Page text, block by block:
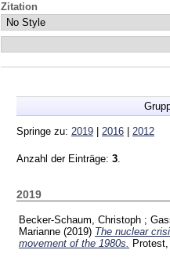
Zitation
Springe zu: 2019 2016 2012
Anzahl der Einträge: 3
2019
Becker-Schaum, Christoph ;
Marianne (2019) The nuclear
movement of the 1980s.